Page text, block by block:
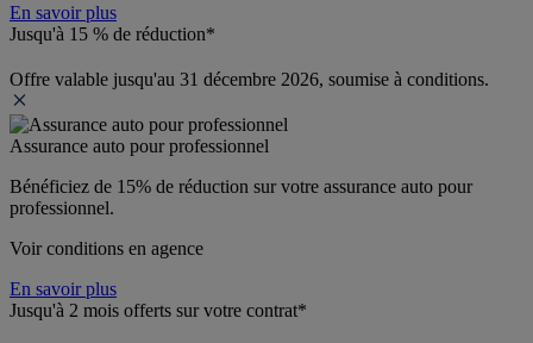
En savoir plus
Jusqu'à 15 % de réduction*
Offre valable jusqu'au 31 décembre 2026, soumise à conditions.
Assurance auto pour professionnel
Bénéficiez de 15% de réduction sur votre assurance auto pour
professionnel.
Voir conditions en agence
En savoir plus
Jusqu'à 2 mois offerts sur votre contrat*